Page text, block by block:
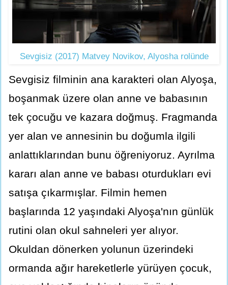
Sevgisiz (2017) Matvey Novikov, Alyosha rolünde
Sevgisiz filminin ana karakteri olan Alyoşa,
boşanmak üzere olan anne ve babasının
tek çocuğu ve kazara doğmuş. Fragmanda
yer alan ve annesinin bu doğumla ilgili
anlattıklarından bunu öğreniyoruz. Ayrılma
kararı alan anne ve babası oturdukları evi
satışa çıkarmışlar. Filmin hemen
başlarında 12 yaşındaki Alyoşa'nın günlük
rutini olan okul sahneleri yer alıyor.
Okuldan dönerken yolunun üzerindeki
ormanda ağır hareketlerle yürüyen çocuk,